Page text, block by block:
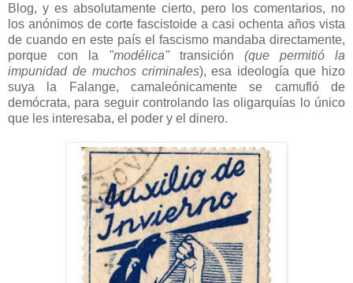
Blog, y es absolutamente cierto, pero los comentarios, no
los anónimos de corte fascistoide a casi ochenta años vista
de cuando en este país el fascismo mandaba directamente,
porque con la "modélica" transición (que permitió la
impunidad de muchos criminales), esa ideología que hizo
suya la Falange, camaleónicamente se camufló de
demócrata, para seguir controlando las oligarquías lo único
que les interesaba, el poder y el dinero.